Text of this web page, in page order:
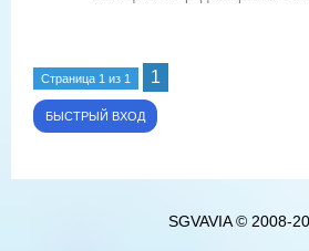
Страница 1 из 1 1
SGVAVIA © 2008-